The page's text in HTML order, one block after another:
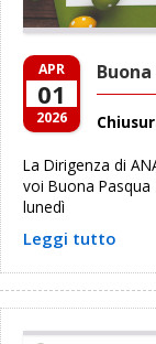
APR
01
2026
Buona
La Dirigenza di
voi Buona
lunedì
Leggi tutto